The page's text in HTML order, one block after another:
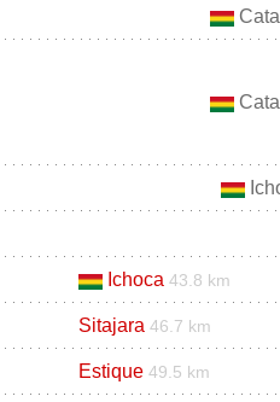
Ichoca 43.8 km
Sitajara 46.7 km
Estique 49.5 km